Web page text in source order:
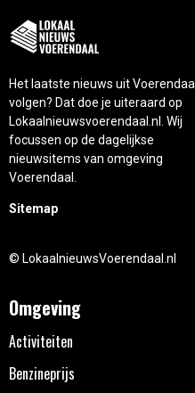
Het laatste nieuws uit Voerendaal
volgen? Dat doe je uiteraard op
Lokaalnieuwsvoerendaal.nl. Wij
focussen op de dagelijkse
nieuwsitems van omgeving
Voerendaal.
Sitemap
© LokaalnieuwsVoerendaal.nl
Omgeving
Activiteiten
Benzineprijs